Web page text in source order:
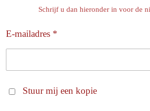
Schrijf u dan hieronder in voor de
E-mailadres *
Stuur mij een kopie